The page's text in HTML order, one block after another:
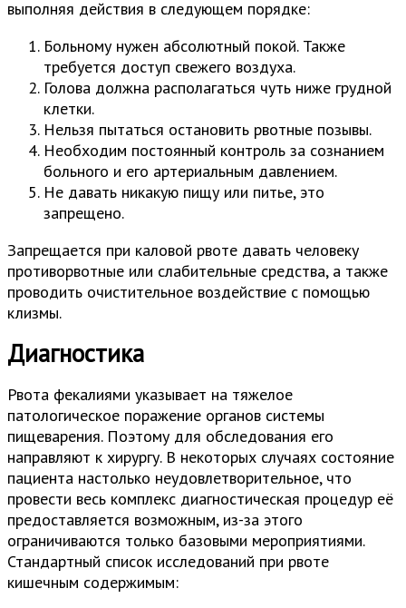
выполняя действия в следующем порядке:
Больному нужен абсолютный покой. Также
требуется доступ свежего воздуха.
Голова должна располагаться чуть ниже грудной
клетки.
Нельзя пытаться остановить рвотные позывы.
Необходим постоянный контроль за сознанием
больного и его артериальным давлением.
Не давать никакую пищу или питье, это
запрещено.
Запрещается при каловой рвоте давать человеку
противорвотные или слабительные средства, а также
проводить очистительное воздействие с помощью
клизмы.
Диагностика
Рвота фекалиями указывает на тяжелое
патологическое поражение органов системы
пищеварения. Поэтому для обследования его
направляют к хирургу. В некоторых случаях состояние
пациента настолько неудовлетворительное, что
провести весь комплекс диагностическая процедур её
предоставляется возможным, из-за этого
ограничиваются только базовыми мероприятиями.
Стандартный список исследований при рвоте
кишечным содержимым: